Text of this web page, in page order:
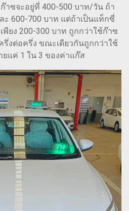
าซจะอยู่ที่ 400-500 บาท/วัน ถ้า
ะ 600-700 บาท แต่ถ้าเป็นแท็กซี่
ยง 200-300 บาท ถูกกว่าใช้ก๊าซ
รึ่งต่อครึ่ง ขณะเดียวกันถูกกว่าใช้
ยแค่ 1 ใน 3 ของค่าแก๊ส